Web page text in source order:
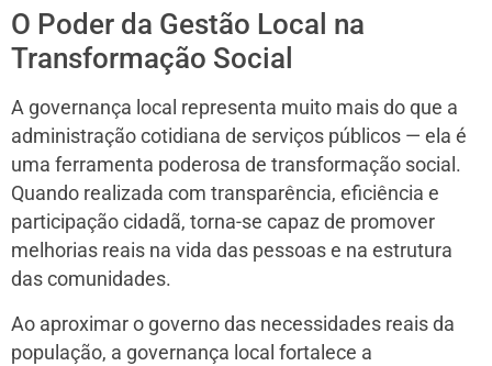
O Poder da Gestão Local na
Transformação Social
A governança local representa muito mais do que a
administração cotidiana de serviços públicos — ela é
uma ferramenta poderosa de transformação social.
Quando realizada com transparência, eficiência e
participação cidadã, torna-se capaz de promover
melhorias reais na vida das pessoas e na estrutura
das comunidades.
Ao aproximar o governo das necessidades reais da
população, a governança local fortalece a